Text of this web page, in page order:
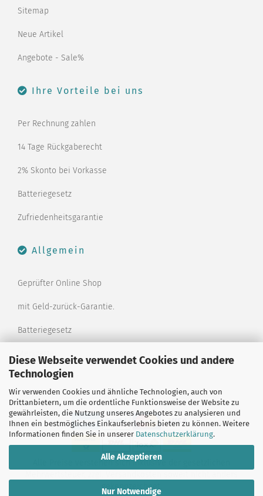
Diese Webseite verwendet Cookies und andere
Technologien
Wir verwenden Cookies und ähnliche Technologien, auch von
Drittanbietern, um die ordentliche Funktionsweise der Website zu
gewährleisten, die Nutzung unseres Angebotes zu analysieren und
Ihnen ein bestmögliches Einkaufserlebnis bieten zu können. Weitere
Informationen finden Sie in unserer Datenschutzerklärung.
Alle Akzeptieren
Nur Notwendige
Sitemap
Neue Artikel
Angebote - Sale%
Ihre Vorteile bei uns
Per Rechnung zahlen
14 Tage Rückgaberecht
2% Skonto bei Vorkasse
Batteriegesetz
Zufriedenheitsgarantie
Allgemein
Geprüfter Online Shop
mit Geld-zurück-Garantie.
Batteriegesetz
Merkzettel
Kontaktformular
Alle Preise verstehen sich inklusive der gesetzlichen
gekennzeichnet.